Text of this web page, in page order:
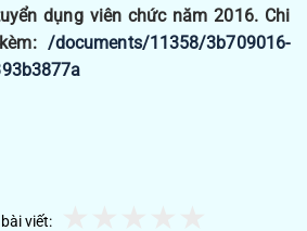
dụng viên chức năm 2016. Chi
/documents/11358/3b709016-
viết: